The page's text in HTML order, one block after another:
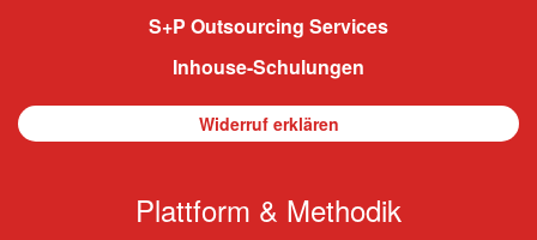
S+P Outsourcing Services
Inhouse-Schulungen
Widerruf erklären
Plattform & Methodik